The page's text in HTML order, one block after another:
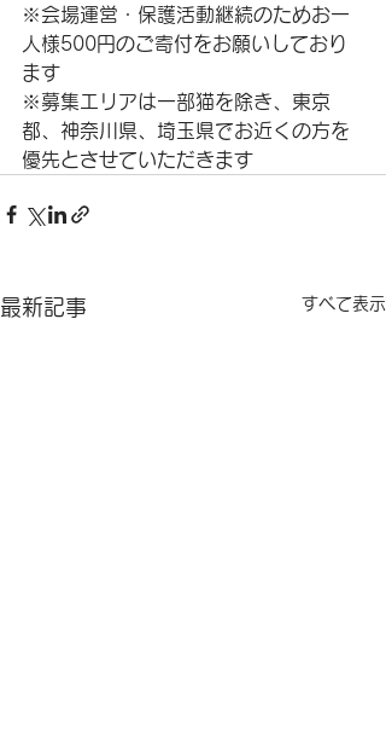
※会場運営・保護活動継続のためお一
人様500円のご寄付をお願いしており
ます
※募集エリアは一部猫を除き、東京
都、神奈川県、埼玉県でお近くの方を
優先とさせていただきます
最新記事 すべて表示